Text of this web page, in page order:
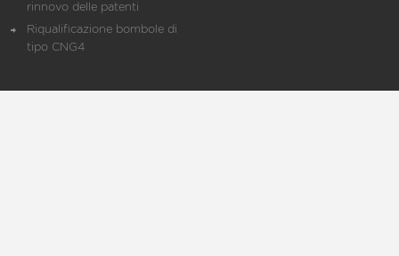
rinnovo delle patenti
Riqualificazione bombole di
tipo CNG4